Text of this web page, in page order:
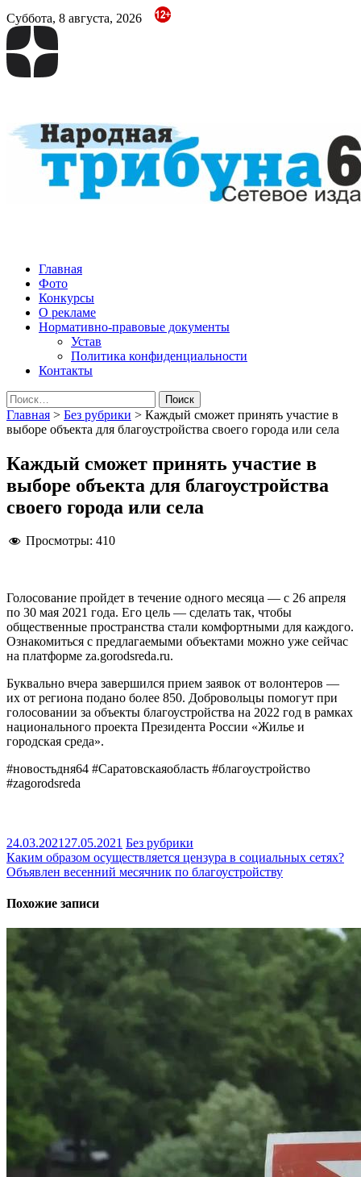
Суббота, 8 августа, 2026
Народная трибуна
Калининская районная газета
Главная
Фото
Конкурсы
О рекламе
Нормативно-правовые документы
Устав
Политика конфиденциальности
Контакты
Найти:
Главная > Без рубрики > Каждый сможет принять участие в
выборе объекта для благоустройства своего города или села
Каждый сможет принять участие в
выборе объекта для благоустройства
своего города или села
Просмотры: 410
Голосование пройдет в течение одного месяца — с 26 апреля
по 30 мая 2021 года. Его цель — сделать так, чтобы
общественные пространства стали комфортными для каждого.
Ознакомиться с предлагаемыми объектами можно уже сейчас
на платформе za.gorodsreda.ru.
Буквально вчера завершился прием заявок от волонтеров —
их от региона подано более 850. Добровольцы помогут при
голосовании за объекты благоустройства на 2022 год в рамках
национального проекта Президента России «Жилье и
городская среда».
#новостьдня64 #Саратовскаяобласть #благоустройство
#zagorodsreda
24.03.2021 27.05.2021 Без рубрики
Навигация
по
записям
Каким образом осуществляется цензура в социальных сетях?
Объявлен весенний месячник по благоустройству
Похожие записи